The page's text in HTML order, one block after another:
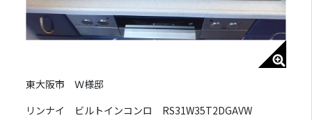
東大阪市 Ｗ様邸
リンナイ ビルトインコンロ RS31W35T2DGAVW